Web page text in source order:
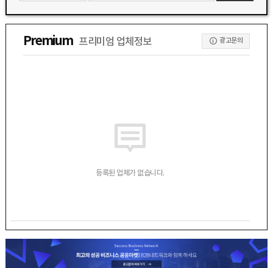
Premium 프리미엄 업체정보 광고문의
등록된 업체가 없습니다.